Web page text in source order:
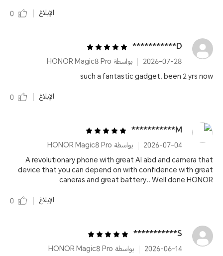
الإبلاغ
0
D***********
2026-07-28
بواسطة HONOR Magic8 Pro
such a fantastic gadget, been 2 yrs now
الإبلاغ
0
M***********
2026-07-04
بواسطة HONOR Magic8 Pro
A revolutionary phone with great AI abd and camera that
device that you can depend on with confidence with great
caneras and great battery.. Well done HONOR
الإبلاغ
0
S***********
2026-06-14
بواسطة HONOR Magic8 Pro